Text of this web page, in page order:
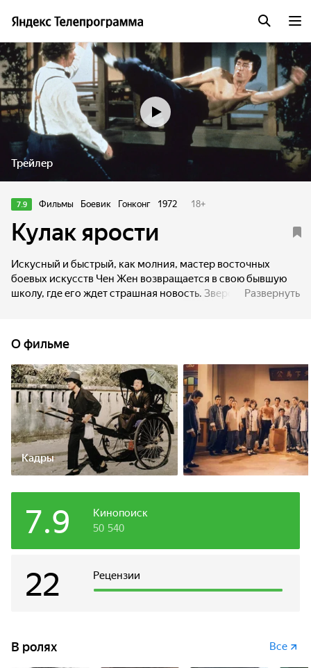
Трейлер
7.9 Фильмы Боевик Гонконг 1972 18+
Кулак ярости
Искусный и быстрый, как молния, мастер восточных
боевых искусств Чен Жен возвращается в свою бывшую
школу, где его ждет страшная новость. Зверски убит
оккупированном японцами Шанхае. Нападение на школу
и убийство учителя было организовано одной из
японских школ бушидо. Зная, что власти и пальцем не
пошевелят, чтобы привлечь преступников к
ответственности, Чен Жен обрушивает на злодеев свой
кулак ярости.
Развернуть
О фильме
Кадры
Кинопоиск
7.9 50 540
Рецензии
22
В ролях Все